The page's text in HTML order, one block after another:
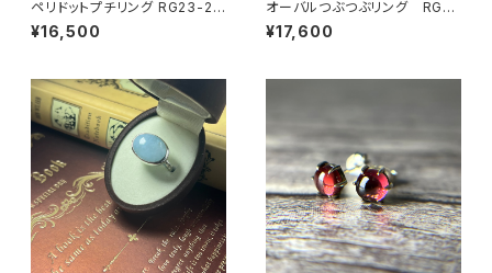
ペリドットプチリング RG23-22
5
¥16,500
オーバルつぶつぶリング RG22
-207
¥17,600